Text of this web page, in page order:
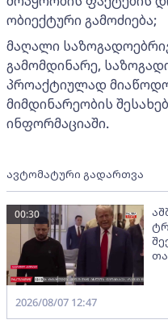
ობიექტური გამოძიება;
მაღალი
გამომდინარე,
პროაქტიულად
მიმდინარეობის
ინფორმაციაში.
ავტომატური გადართვა
00:30
2026/08/07 12:47